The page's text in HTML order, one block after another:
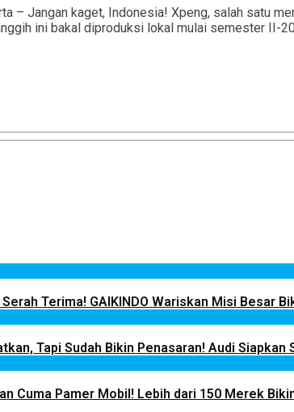
– Jangan kaget, Indonesia! Xpeng, salah satu
ini bakal diproduksi lokal mulai semester II-
Terima! GAIKINDO Wariskan Misi Besar
Tapi Sudah Bikin Penasaran! Audi
Cuma Pamer Mobil! Lebih dari 150 Merek